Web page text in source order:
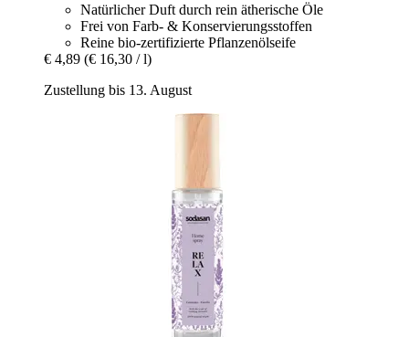
Natürlicher Duft durch rein ätherische Öle
Frei von Farb- & Konservierungsstoffen
Reine bio-zertifizierte Pflanzenölseife
€ 4,89 (€ 16,30 / l)
Zustellung bis 13. August